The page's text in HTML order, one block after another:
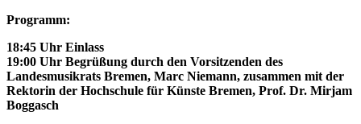
Programm:
18:45 Uhr Einlass
19:00 Uhr Begrüßung durch den Vorsitzenden des
Landesmusikrats Bremen, Marc Niemann, zusammen mit der
Rektorin der Hochschule für Künste Bremen, Prof. Dr. Mirjam
Boggasch